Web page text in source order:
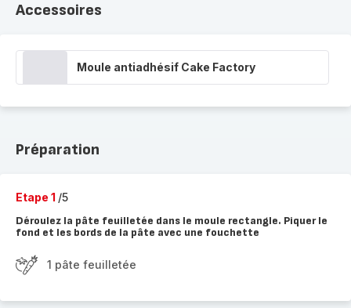
Accessoires
Moule antiadhésif Cake Factory
Préparation
Etape 1 /5
Déroulez la pâte feuilletée dans le moule rectangle. Piquer le
fond et les bords de la pâte avec une fouchette
1 pâte feuilletée